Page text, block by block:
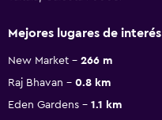
Mejores lugares de interés
New Market
266 m
Raj Bhavan
0.8 km
Eden Gardens
1.1 km